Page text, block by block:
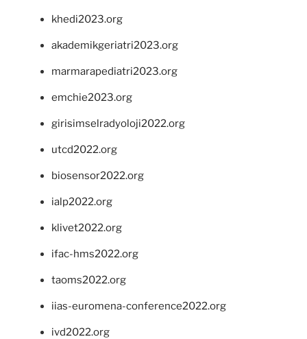
khedi2023.org
akademikgeriatri2023.org
marmarapediatri2023.org
emchie2023.org
girisimselradyoloji2022.org
utcd2022.org
biosensor2022.org
ialp2022.org
klivet2022.org
ifac-hms2022.org
taoms2022.org
iias-euromena-conference2022.org
ivd2022.org